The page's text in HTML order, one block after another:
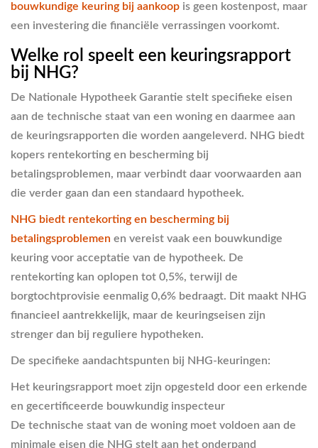
bouwkundige keuring bij aankoop is geen kostenpost, maar
een investering die financiële verrassingen voorkomt.
Welke rol speelt een keuringsrapport
bij NHG?
De Nationale Hypotheek Garantie stelt specifieke eisen
aan de technische staat van een woning en daarmee aan
de keuringsrapporten die worden aangeleverd. NHG biedt
kopers rentekorting en bescherming bij
betalingsproblemen, maar verbindt daar voorwaarden aan
die verder gaan dan een standaard hypotheek.
NHG biedt rentekorting en bescherming bij
betalingsproblemen en vereist vaak een bouwkundige
keuring voor acceptatie van de hypotheek. De
rentekorting kan oplopen tot 0,5%, terwijl de
borgtochtprovisie eenmalig 0,6% bedraagt. Dit maakt NHG
financieel aantrekkelijk, maar de keuringseisen zijn
strenger dan bij reguliere hypotheken.
De specifieke aandachtspunten bij NHG-keuringen:
Het keuringsrapport moet zijn opgesteld door een erkende
en gecertificeerde bouwkundig inspecteur
De technische staat van de woning moet voldoen aan de
minimale eisen die NHG stelt aan het onderpand